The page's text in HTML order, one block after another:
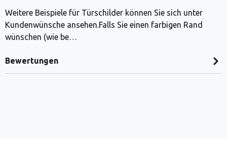
Weitere Beispiele für Türschilder können Sie sich unter
Kundenwünsche ansehen.Falls Sie einen farbigen Rand
wünschen (wie be…
Bewertungen